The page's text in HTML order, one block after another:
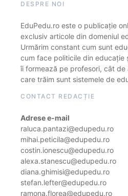
DESPRE NOI
EduPedu.ro este o publicație
exclusiv articole din domeniul
Urmărim constant cum sunt
cum face politicile din educație
îi formează pe profesori, cât de
care trăim sunt sistemele de
CONTACT REDACȚIE
Adrese e-mail
raluca.pantazi@edupedu.ro
mihai.peticila@edupedu.ro
costin.ionescu@edupedu.ro
alexa.stanescu@edupedu.ro
diana.ghimisi@edupedu.ro
stefan.lefter@edupedu.ro
ramona.florea@edupedu.ro